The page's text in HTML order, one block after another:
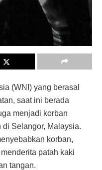
(WNI) yang berasal
saat ini berada
menjadi korban
Selangor, Malaysia.
korban,
patah kaki
tangan.